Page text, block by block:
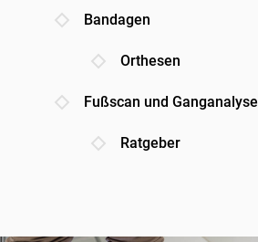
Bandagen
Orthesen
Fußscan und Ganganalyse
Ratgeber